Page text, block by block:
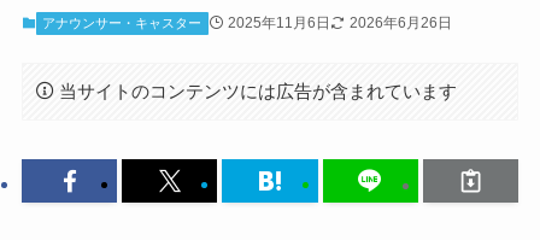
アナウンサー・キャスター 2025年11月6日 2026年6月26日
当サイトのコンテンツには広告が含まれています